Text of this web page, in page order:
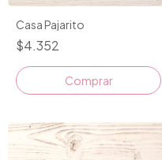
Casa Pajarito
$4.352
Comprar